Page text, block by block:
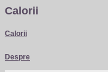
Calorii
Calorii
Despre